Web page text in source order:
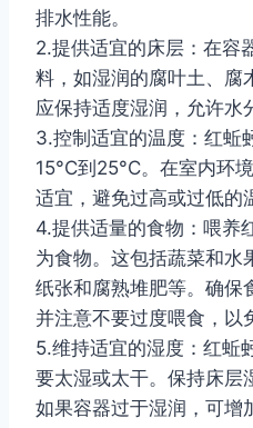
排水性能。
2.提供适宜的床层：在容
料，如湿润的腐叶土、腐
应保持适度湿润，允许水
3.控制适宜的温度：红蚯
15°C到25°C。在室内环
适宜，避免过高或过低的
4.提供适量的食物：喂养
为食物。这包括蔬菜和水
纸张和腐熟堆肥等。确保
并注意不要过度喂食，以
5.维持适宜的湿度：红蚯
要太湿或太干。保持床层
如果容器过于湿润，可增